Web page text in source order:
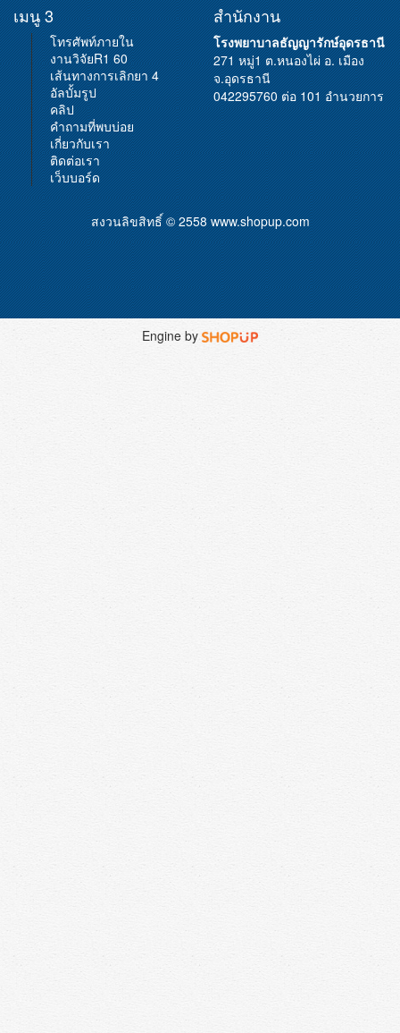
เมนู 3
โทรศัพท์ภายใน
งานวิจัยR1 60
เส้นทางการเลิกยา 4
อัลบั้มรูป
คลิป
คำถามที่พบบ่อย
เกี่ยวกับเรา
ติดต่อเรา
เว็บบอร์ด
สำนักงาน
โรงพยาบาลธัญญารักษ์อุดรธานี
271 หมู่1 ต.หนองไผ่ อ. เมือง
จ.อุดรธานี
042295760 ต่อ 101 อำนวยการ
สงวนลิขสิทธิ์ © 2558 www.shopup.com
Engine by